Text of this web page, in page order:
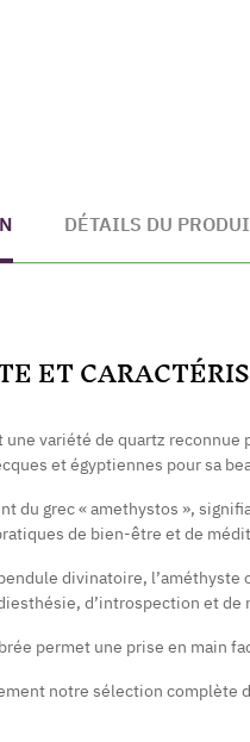
DÉTAILS DU
ET
une variété de quartz
et égyptiennes pour sa
du grec « amethystos »,
de bien-être et de
divinatoire,
d’introspection et de
permet une prise en main
notre sélection complète